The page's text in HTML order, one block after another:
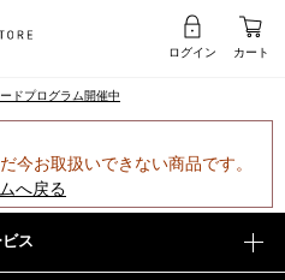
ログイン カート
ドプログラム開催中
今お取扱いできない商品です。
へ戻る
ス